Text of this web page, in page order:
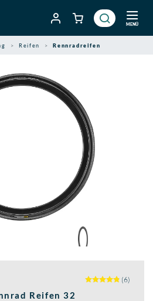
MENÜ
Reifen Rennradreifen
(6)
Reifen 32